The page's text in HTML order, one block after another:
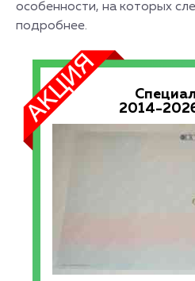
особенности, на которых
подробнее.
2014-